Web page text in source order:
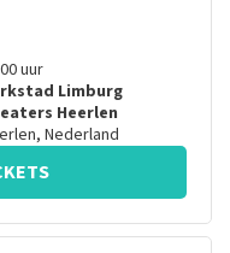
uur
Limburg
Heerlen
, Nederland